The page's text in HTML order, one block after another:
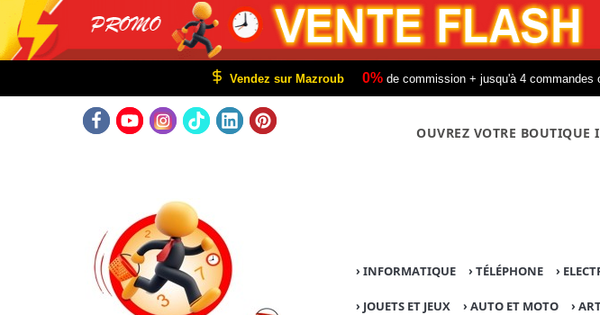
Vendez sur Mazroub 0% de commission + jusqu'à 4 commandes
OUVREZ VOTRE BOUTIQUE
› INFORMATIQUE ›TÉLÉPHONE ›
› JOUETS ET JEUX ›AUTO ET MOTO ›